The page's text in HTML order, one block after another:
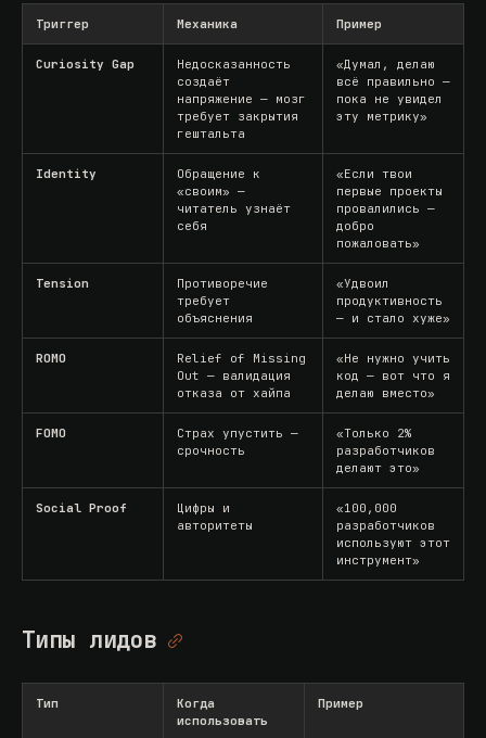
Триггер Механика Пример
Curiosity Gap
Недосказанность
создаёт
напряжение — мозг
требует закрытия
гештальта
«Думал, делаю
всё правильно —
пока не увидел
эту метрику»
Identity
Обращение к
«своим» —
читатель узнаёт
себя
«Если твои
первые проекты
провалились —
добро
пожаловать»
Tension
Противоречие
требует
объяснения
«Удвоил
продуктивность
— и стало хуже»
ROMO
Relief of Missing
Out — валидация
отказа от хайпа
«Не нужно учить
код — вот что я
делаю вместо»
FOMO
Страх упустить —
срочность
«Только 2%
разработчиков
делают это»
Social Proof
Цифры и
авторитеты
«100,000
разработчиков
используют этот
инструмент»
Типы лидов
Тип
Когда
использовать
Пример